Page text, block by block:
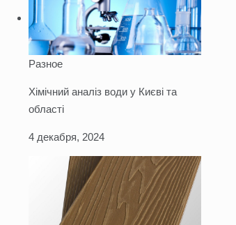
Разное
Хімічний аналіз води у Києві та
області
4 декабря, 2024